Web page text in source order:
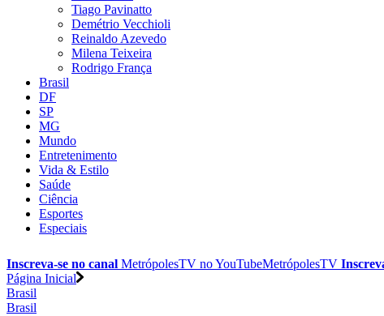
Tiago Pavinatto
Demétrio Vecchioli
Reinaldo Azevedo
Milena Teixeira
Rodrigo França
Brasil
DF
SP
MG
Mundo
Entretenimento
Vida & Estilo
Saúde
Ciência
Esportes
Especiais
Inscreva-se no canal MetrópolesTV noYouTubeMetrópolesTV
Página Inicial
Brasil
Brasil